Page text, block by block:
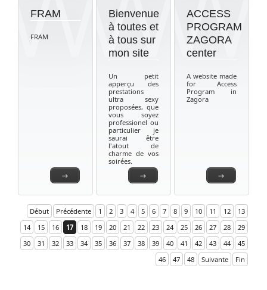
→
FRAM
FRAM
→
Bienvenue
à toutes et
à tous sur
mon site
Un petit
apperçu des
prestations
ultra sexy
proposées, que
vous soyez
professionel ou
particulier je
saurai être
l'atout de
charme de vos
soirées.
→
ACCESS
PROGRAM
ZAGORA
center
A website made
for Access
Program in
Zagora
Début Précédente 1 2 3 4 5 6 7 8 9 10 11 12
13
14
15 16 17 18 19 20 21 22 23 24 25 26 27 28
29
30
31 32 33 34 35 36 37 38 39 40 41 42 43 44
45
46
47 48 Suivante Fin